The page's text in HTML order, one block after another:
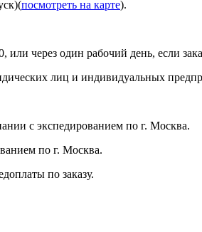
посмотреть на карте).
через один рабочий день, если
лиц и индивидуальных
с экспедированием по г. Москва.
по г. Москва.
по заказу.